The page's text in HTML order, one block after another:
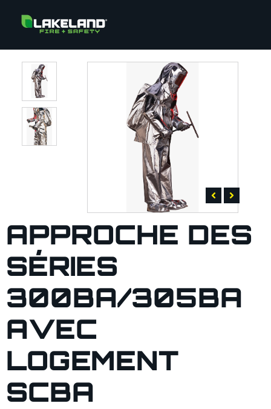
APPROCHE DES
SÉRIES
300BA/305BA
AVEC
LOGEMENT
SCBA